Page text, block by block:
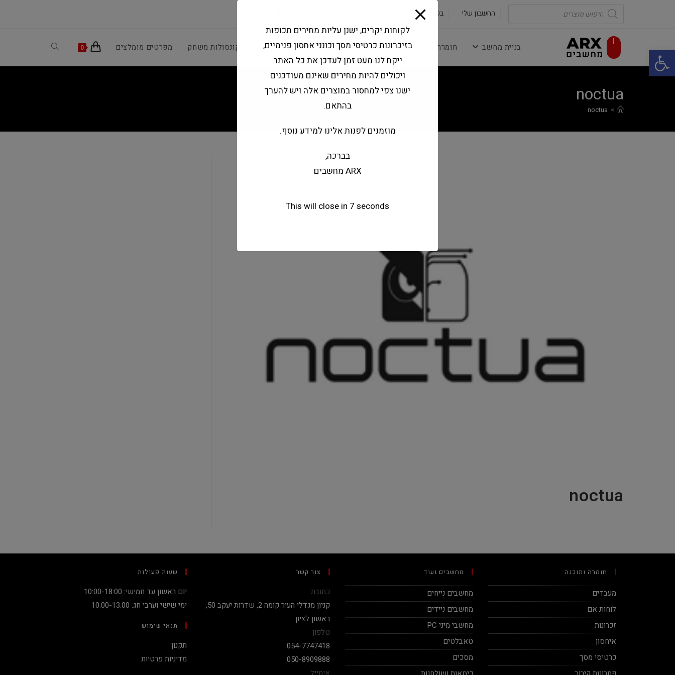
פתח סרגל נגישות
Products
search החשבון שלי בקשה להצעה
בניית מחשב חומרה ותוכנה ציוד היקפי מחשבים וטאבלטים קונסולות משחק מפרטים מומלצים 0
Toggle
noctua
>
noctua
noctua
חומרה ותוכנה
מעבדים
לוחות אם
זכרונות
איחסון
כרטיסי מסך
מחשבים ועוד
מחשבים נייחים
מחשבים ניידים
מחשבי מיני PC
טאבלטים
מסכים
צור קשר
כתובת
קניון מגדלי העיר קומה 2, שדרות יעקב 50,
ראשון לציון.
טלפון
054-7747418
050-8909888
שעות פעילות
יום ראשון עד חמישי: 10:00-18:00
ימי שישי וערבי חג: 10:00-13:00
תנאי שימוש
תקנון
מדיניות פרטיות
לקוחות יקרים, ישנן עליות מחירים תכופות
בזיכרונות כרטיסי מסך וכונני אחסון פנימיים,
ייקח לנו מעט זמן לעדכן את כל האתר
ויכולים להיות מחירים שאינם מעודכנים
ישנו צפי למחסור במוצרים אלה ויש להערך
בהתאם.
מוזמנים לפנות אלינו למידע נוסף.
בברכה,
ARX מחשבים
This will close in 7 seconds